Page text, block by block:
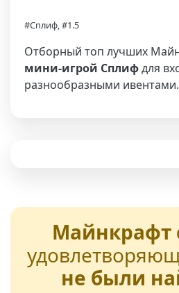
#Сплиф, #1.5
Отборный топ лучших
мини-игрой Сплифдля
разнообразными ивентами.
Майнкрафт
не были